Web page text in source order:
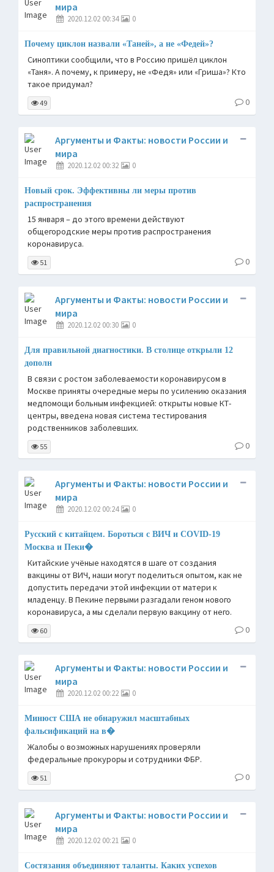
мира
2020.12.02 00:34 0
Почему циклон назвали «Таней», а не «Федей»?
Синоптики сообщили, что в Россию пришёл циклон
«Таня». А почему, к примеру, не «Федя» или «Гриша»? Кто
такое придумал?
49 0
Аргументы и Факты: новости России и
мира
2020.12.02 00:32 0
Новый срок. Эффективны ли меры против
распространения
15 января – до этого времени действуют
общегородские меры против распространения
коронавируса.
51 0
Аргументы и Факты: новости России и
мира
2020.12.02 00:30 0
Для правильной диагностики. В столице открыли 12
дополн
В связи с ростом заболеваемости коронавирусом в
Москве приняты очередные меры по усилению оказания
медпомощи больным инфекцией: открыты новые КТ-
центры, введена новая система тестирования
родственников заболевших.
55 0
Аргументы и Факты: новости России и
мира
2020.12.02 00:24 0
Русский с китайцем. Бороться с ВИЧ и COVID-19
Москва и Пеки�
Китайские учёные находятся в шаге от создания
вакцины от ВИЧ, наши могут поделиться опытом, как не
допустить передачи этой инфекции от матери к
младенцу. В Пекине первыми разгадали геном нового
коронавируса, а мы сделали первую вакцину от него.
60 0
Аргументы и Факты: новости России и
мира
2020.12.02 00:22 0
Минюст США не обнаружил масштабных
фальсификаций на в�
Жалобы о возможных нарушениях проверяли
федеральные прокуроры и сотрудники ФБР.
51 0
Аргументы и Факты: новости России и
мира
2020.12.02 00:21 0
Состязания объединяют таланты. Каких успехов